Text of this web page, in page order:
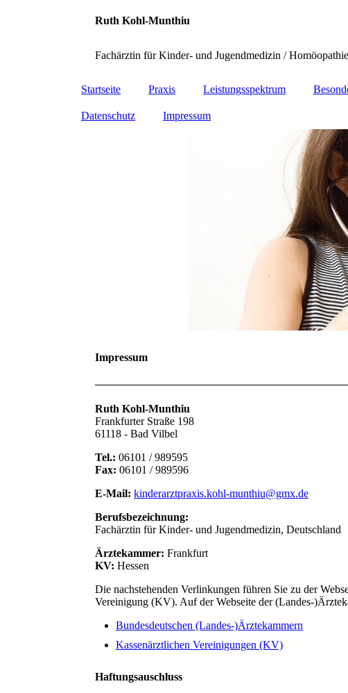
Ruth Kohl-Munthiu
Fachärztin für Kinder- und Jugendmedizin /
Startseite Praxis Leistungsspektrum
Datenschutz Impressum
Impressum
Ruth Kohl-Munthiu
Frankfurter Straße 198
61118 - Bad Vilbel
Tel.: 06101 / 989595
Fax: 06101 / 989596
E-Mail: kinderarztpraxis.kohl-munthiu@gmx.de
Berufsbezeichnung:
Fachärztin für Kinder- und Jugendmedizin, Deutschland
Ärztekammer: Frankfurt
KV: Hessen
Die nachstehenden Verlinkungen führen Sie zu der
Vereinigung (KV). Auf der Webseite der (Landes-
Bundesdeutschen (Landes-)Ärztekammern
Kassenärztlichen Vereinigungen (KV)
Haftungsauschluss